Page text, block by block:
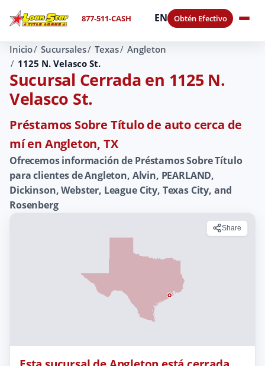
877-511-CASH EN Obtén Efectivo
Inicio Sucursales Texas
Angleton
1125 N. Velasco St.
Sucursal Cerrada en 1125 N.
Velasco St.
Préstamos Sobre Título de auto cerca de
mí en Angleton, TX
Ofrecemos información de Préstamos Sobre Título
para clientes de Angleton, Alvin, PEARLAND,
Dickinson, Webster, League City, Texas City, and
Rosenberg
Share